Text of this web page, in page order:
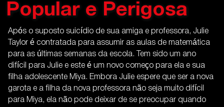
Popular e Perigosa
Após o suposto suicídio de sua amiga e professora, Julie
Taylor é contratada para assumir as aulas de matemática
para as últimas semanas da escola. Tem sido um ano
difícil para Julie e este é um novo começo para ela e sua
filha adolescente Miya. Embora Julie espere que ser a nova
garota e a filha da nova professora não seja muito difícil
para Miya, ela não pode deixar de se preocupar quando